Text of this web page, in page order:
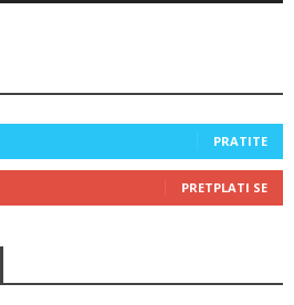
PRATITE
PRETPLATI SE